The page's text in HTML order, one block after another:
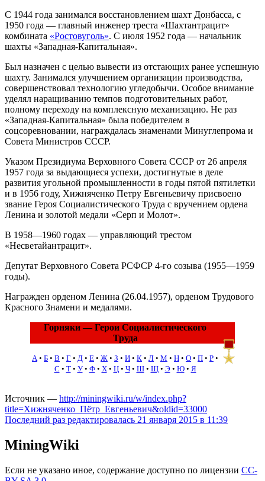
С 1944 года занимался восстановлением шахт Донбасса, с
1950 года — главный инженер треста «Шахтантрацит»
комбината «Ростовуголь». С июля 1952 года — начальник
шахты «Западная-Капитальная».
Был назначен с целью вывести из отстающих ранее успешную
шахту. Занимался улучшением организации производства,
совершенствовал технологию угледобычи. Особое внимание
уделял наращиванию темпов подготовительных работ,
полному переходу на комплексную механизацию. Не раз
«Западная-Капитальная» была победителем в
соцсоревновании, награждалась знаменами Минуглепрома и
Совета Министров СССР.
Указом Президиума Верховного Совета СССР от 26 апреля
1957 года за выдающиеся успехи, достигнутые в деле
развития угольной промышленности в годы пятой пятилетки
и в 1956 году, Хижняченко Петру Евгеньевичу присвоено
звание Героя Социалистического Труда с вручением ордена
Ленина и золотой медали «Серп и Молот».
В 1958—1960 годах — управляющий трестом
«Несветайантрацит».
Депутат Верховного Совета РСФСР 4-го созыва (1955—1959
годы).
Награжден орденом Ленина (26.04.1957), орденом Трудового
Красного Знамени и медалями.
Горняки — Герои Социалистического
Труда
А• Б • В • Г • Д • Е • Ж • З • И • К • Л • М • Н • О • П • Р •
С • Т• У• Ф• Х• Ц• Ч• Ш• Щ• Э • Ю• Я
Источник — http://miningwiki.ru/w/index.php?
title=Хижняченко_Пётр_Евгеньевич&oldid=33000
Последний раз редактировалась 21 января 2015 в 11:39
MiningWiki
Если не указано иное, содержание доступно по лицензии CC-